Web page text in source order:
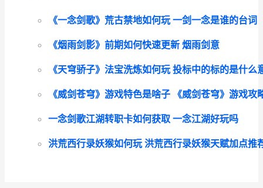
《一念剑歌》荒古禁地如何玩 一剑一念是谁的台词
《烟雨剑影》前期如何快速更新 烟雨剑意
《天穹骄子》法宝洗炼如何玩 投标中的标的是什么
《威剑苍穹》游戏特色是啥子 《威剑苍穹》游戏攻
一念剑歌江湖转职卡如何获取 一念江湖好玩吗
洪荒西行录妖猴如何玩 洪荒西行录妖猴天赋加点推